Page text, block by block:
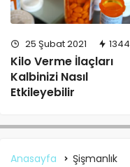
25 Şubat 2021 1344
Kilo Verme İlaçları
Kalbinizi Nasıl
Etkileyebilir
Anasayfa Şişmanlık